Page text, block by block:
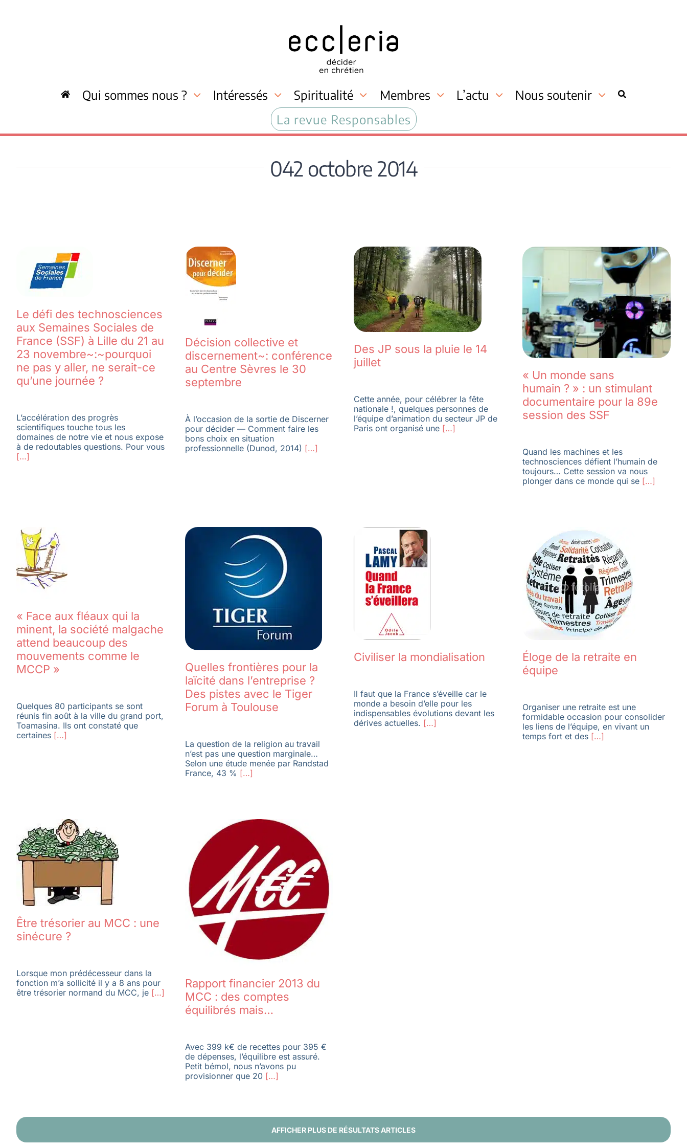
Qui sommes nous ? Intéressés Spiritualité Membres L’actu
Nous soutenir
La revue Responsables
042 octobre 2014
Le défi des technosciences
aux Semaines Sociales de
France (SSF) à Lille du 21 au
23 novembre~:~pourquoi
ne pas y aller, ne serait-ce
qu’une journée ?
L’accélération des progrès
scientifiques touche tous les
domaines de notre vie et nous expose
à de redoutables questions. Pour vous
[…]
Décision collective et
discernement~: conférence
au Centre Sèvres le 30
septembre
À l’occasion de la sortie de Discerner
pour décider — Comment faire les
bons choix en situation
professionnelle (Dunod, 2014) […]
Des JP sous la pluie le 14
juillet
Cette année, pour célébrer la fête
nationale !, quelques personnes de
l’équipe d’animation du secteur JP de
Paris ont organisé une[…]
« Un monde sans
humain ? » : un stimulant
documentaire pour la 89e
session des SSF
Quand les machines et les
technosciences défient l’humain de
toujours… Cette session va nous
plonger dans ce monde qui se[…]
« Face aux fléaux qui la
minent, la société malgache
attend beaucoup des
mouvements comme le
MCCP »
Quelques 80 participants se sont
réunis fin août à la ville du grand port,
Toamasina. Ils ont constaté que
certaines[…]
Quelles frontières pour la
laïcité dans l’entreprise ?
Des pistes avec le Tiger
Forum à Toulouse
La question de la religion au travail
n’est pas une question marginale…
Selon une étude menée par Randstad
France, 43 % […]
Civiliser la mondialisation
Il faut que la France s’éveille car le
monde a besoin d’elle pour les
indispensables évolutions devant les
dérives actuelles. […]
Éloge de la retraite en
équipe
Organiser une retraite est une
formidable occasion pour consolider
les liens de l’équipe, en vivant un
temps fort et des[…]
Être trésorier au MCC : une
sinécure ?
Lorsque mon prédécesseur dans la
fonction m’a sollicité il y a 8 ans pour
être trésorier normand du MCC, je[…]
Rapport financier 2013 du
MCC : des comptes
équilibrés mais…
Avec 399 k€ de recettes pour 395 €
de dépenses, l’équilibre est assuré.
Petit bémol, nous n’avons pu
provisionner que 20 […]
AFFICHER PLUS DE RÉSULTATS ARTICLES